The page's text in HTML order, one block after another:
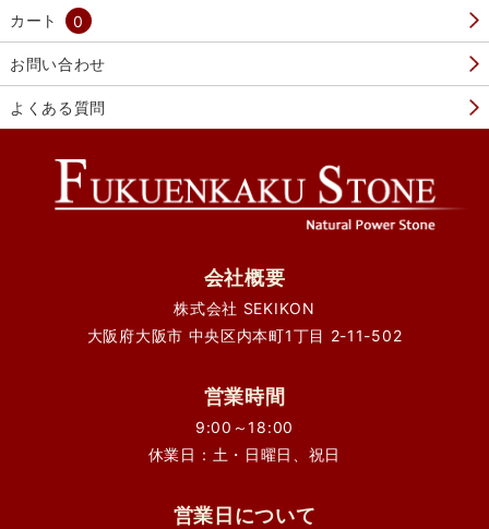
カート 0
お問い合わせ
よくある質問
会社概要
株式会社 SEKIKON
大阪府大阪市 中央区内本町1丁目 2-11-502
営業時間
9:00～18:00
休業日：土・日曜日、祝日
営業日について